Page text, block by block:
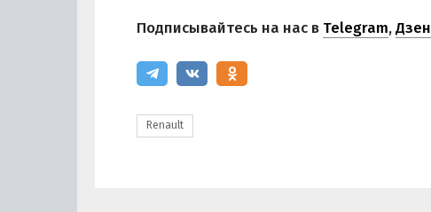
Подписывайтесь на нас в Telegram,Дзен
Renault